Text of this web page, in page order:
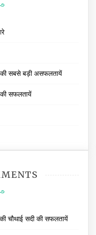
की सबसे बड़ी असफलतायें
की सफलतायें
चौथाई सदी की सफलतायें